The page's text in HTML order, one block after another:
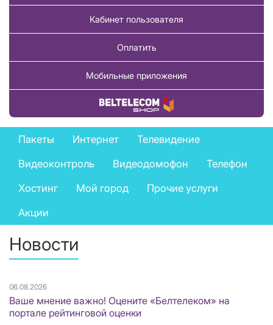
Кабинет пользователя
Оплатить
Мобильные приложения
Купить товар
Private
services
menu
Пакеты Интернет
Телевидение
Видеоконтроль
Видеодомофон
Телефон
Хостинг
Мой город
Прочие услуги
Акции
Новости
06.08.2026
Ваше мнение важно! Оцените «Белтелеком» на
портале рейтинговой оценки